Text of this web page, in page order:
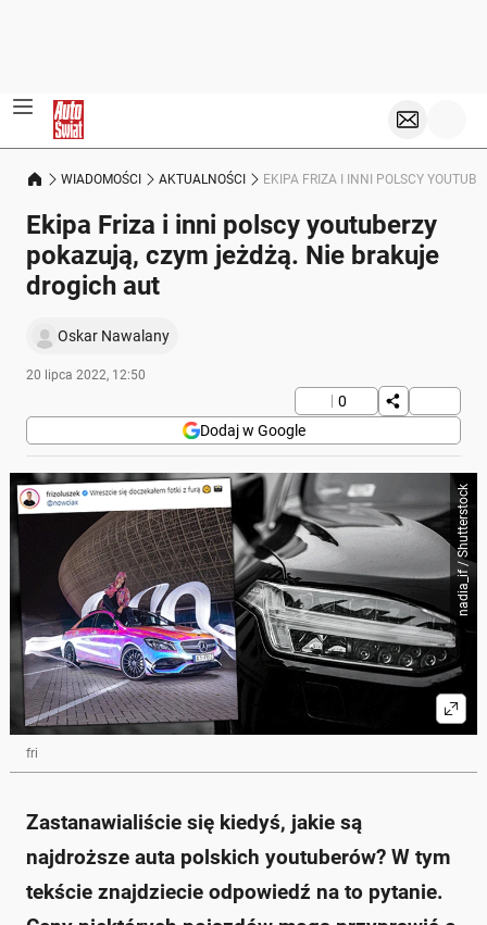
WIADOMOŚCI AKTUALNOŚCI EKIPA FRIZA I INNI POLSCY
Ekipa Friza i inni polscy youtuberzy
pokazują, czym jeżdżą. Nie brakuje
drogich aut
Oskar Nawalany
20 lipca 2022, 12:50
0
Dodaj w Google
nadia_if / Shutterstock
fri
Zastanawialiście się kiedyś, jakie są
najdroższe auta polskich youtuberów? W tym
tekście znajdziecie odpowiedź na to pytanie.